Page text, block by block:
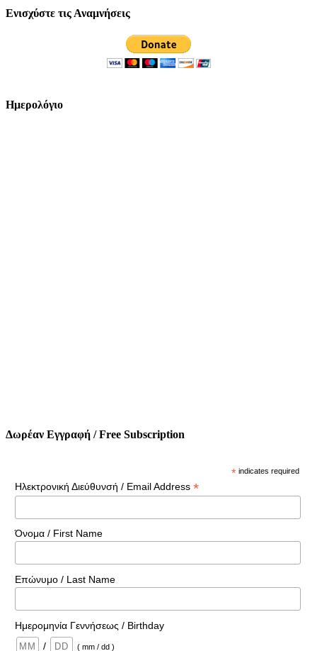
Ενισχύστε τις Αναμνήσεις
Ημερολόγιο
Δωρέαν Εγγραφή / Free Subscription
* indicates required
Ηλεκτρονική Διεύθυνσή / Email Address *
Όνομα / First Name
Επώνυμο / Last Name
Ημερομηνία Γεννήσεως / Birthday
/
( mm / dd )